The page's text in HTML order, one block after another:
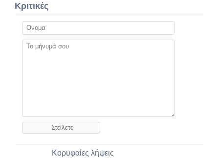
Κριτικές
Κορυφαίες λήψεις